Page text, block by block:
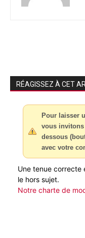
RÉAGISSEZ À CET
Pour laisser
vous invitons
dessous
avec votre
Une tenue correcte
le hors sujet.
Notre charte de